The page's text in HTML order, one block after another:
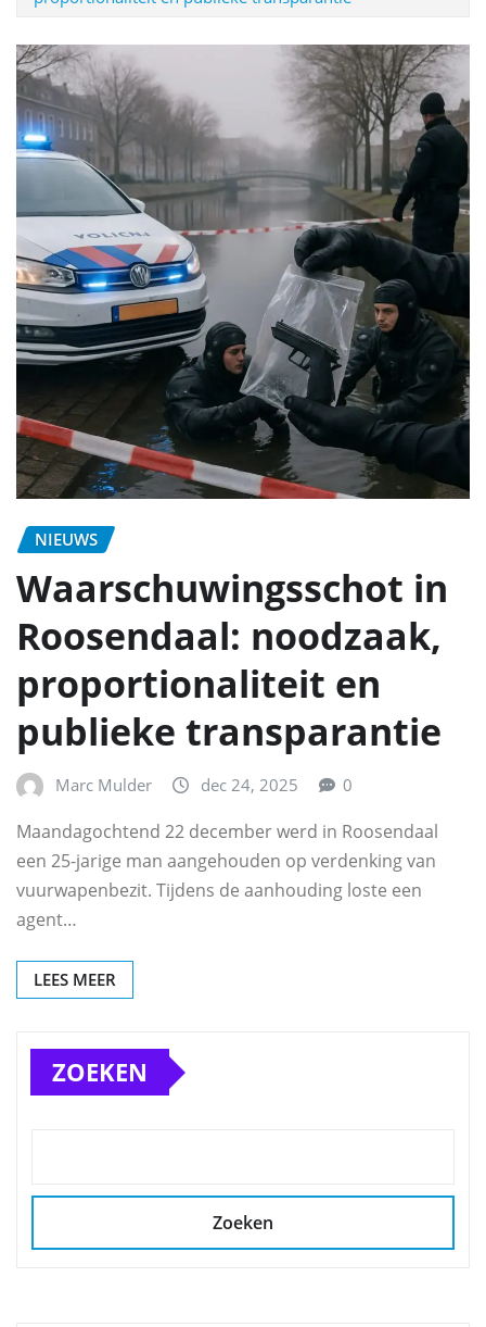
NIEUWS
Waarschuwingsschot in
Roosendaal: noodzaak,
proportionaliteit en
publieke transparantie
Marc Mulder dec 24, 2025 0
Maandagochtend 22 december werd in Roosendaal
een 25-jarige man aangehouden op verdenking van
vuurwapenbezit. Tijdens de aanhouding loste een
agent…
LEES MEER
ZOEKEN
Zoeken